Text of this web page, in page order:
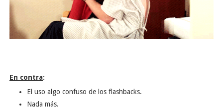
En contra:
El uso algo confuso de los flashbacks.
Nada más.